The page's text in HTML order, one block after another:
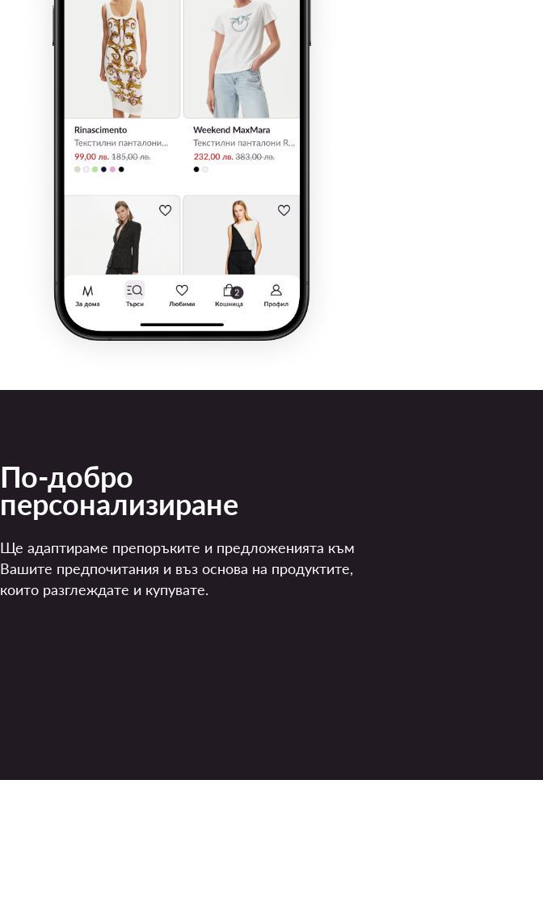
По-добро
персонализиране
Ще адаптираме препоръките и предложенията към
Вашите предпочитания и въз основа на продуктите,
които разглеждате и купувате.